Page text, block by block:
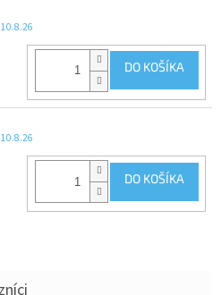
10.8.26
DO KOŠÍKA
10.8.26
DO KOŠÍKA